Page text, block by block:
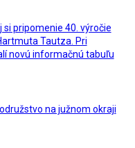
si pripomenie 40. výročie
Tautza. Pri
novú informačnú tabuľu
na južnom okraji